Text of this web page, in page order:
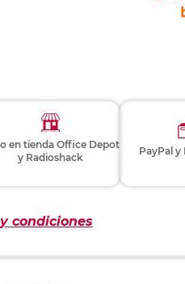
en tienda Office Depot
y Radioshack
PayPal y
condiciones